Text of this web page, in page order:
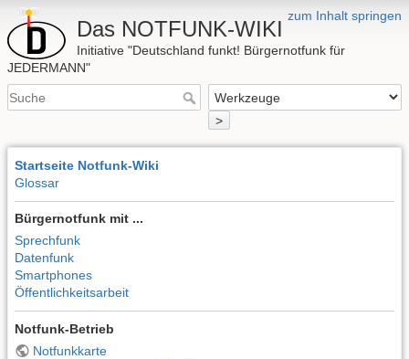
zum Inhalt springen
Das NOTFUNK-WIKI
Initiative "Deutschland funkt! Bürgernotfunk für
JEDERMANN"
>
Startseite Notfunk-Wiki
Glossar
Bürgernotfunk mit ...
Sprechfunk
Datenfunk
Smartphones
Öffentlichkeitsarbeit
Notfunk-Betrieb
Notfunkkarte